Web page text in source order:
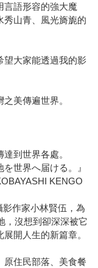
言語形容的強大魔
秀山青、風光旖旎的
望大家能透過我的影
美傳遍世界。
到世界各處。
世界へ届ける。』
KENGO
作家小林賢伍，為
，沒想到卻深深被它
開人生的新篇章。
原住民部落、美食餐